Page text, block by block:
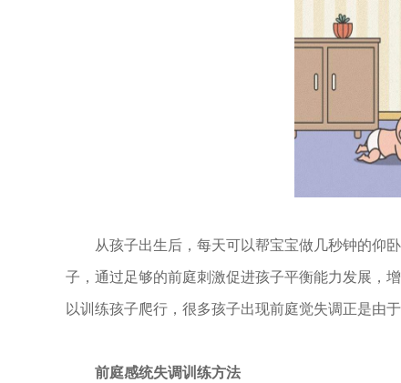
从孩子出生后，每天可以帮宝宝做几秒钟的仰卧
子，通过足够的前庭刺激促进孩子平衡能力发展，
以训练孩子爬行，很多孩子出现前庭觉失调正是由
前庭感统失调训练方法